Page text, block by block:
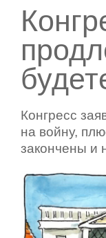
Конгресс
на войну,
закончены и